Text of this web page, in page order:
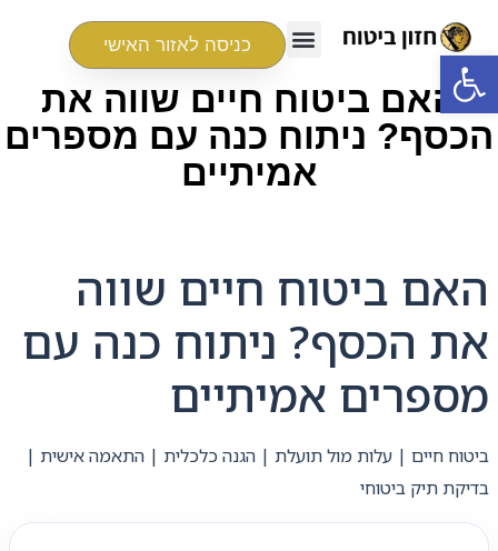
פתח סרגל נגישות כניסה לאזור האישי
האם ביטוח חיים שווה את
הכסף? ניתוח כנה עם מספרים
אמיתיים
האם ביטוח חיים שווה
את הכסף? ניתוח כנה עם
מספרים אמיתיים
ביטוח חיים | עלות מול תועלת | הגנה כלכלית | התאמה אישית |
בדיקת תיק ביטוחי